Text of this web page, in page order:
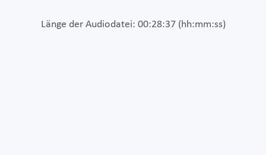
Länge der Audiodatei: 00:28:37 (hh:mm:ss)